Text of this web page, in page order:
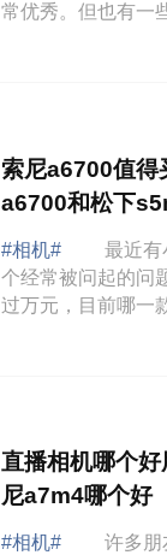
常优秀。但也有一
为大家介绍下索尼
索尼a6700值得
a6700和松下
#相机#
最近有
个经常被问起的问
过万元，目前哪一
a6700值得买吗?索
直播相机哪个
尼a7m4哪个好
#相机#
许多朋